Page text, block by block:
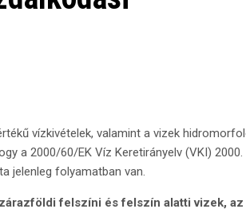
vízkivételek, valamint a vizek
a 2000/60/EK Víz Keretirányelv (VKI)
jelenleg folyamatban van.
felszíni és felszín alatti vizek,